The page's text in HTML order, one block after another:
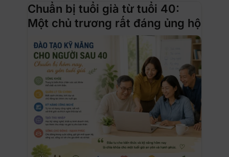
Chuẩn bị tuổi già từ tuổi 40:
Một chủ trương rất đáng ủng hộ